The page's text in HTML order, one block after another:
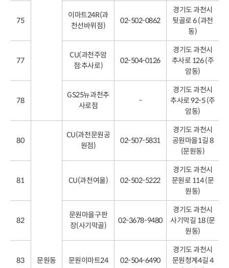
75
이마트24R(과
천선바위점)
02-502-0862
경기도 과천시
뒷골로 6 (과천
동)
77
CU(과천주암
점:추사로)
02-504-0126
경기도 과천시
추사로 126 (주
암동)
78
GS25뉴과천추
사로점
-
경기도 과천시
추사로 92-5 (주
암동)
80
문원동
CU(과천문원공
원점)
02-507-5831
경기도 과천시
공원마을1길 8
(문원동)
81 CU(과천여울) 02-502-5222
경기도 과천시
문원로 114 (문
원동)
82
문원마을구판
장(사기막골)
02-3678-9480
경기도 과천시
사기막길 18 (문
원동)
83 문원이마트24 02-504-6490
경기도 과천시
문원청계4길 4